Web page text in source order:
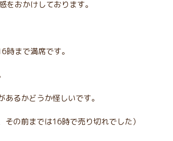
をおかけしております。
まで満席です。
るかどうか怪しいです。
の前までは16時で売り切れでした）